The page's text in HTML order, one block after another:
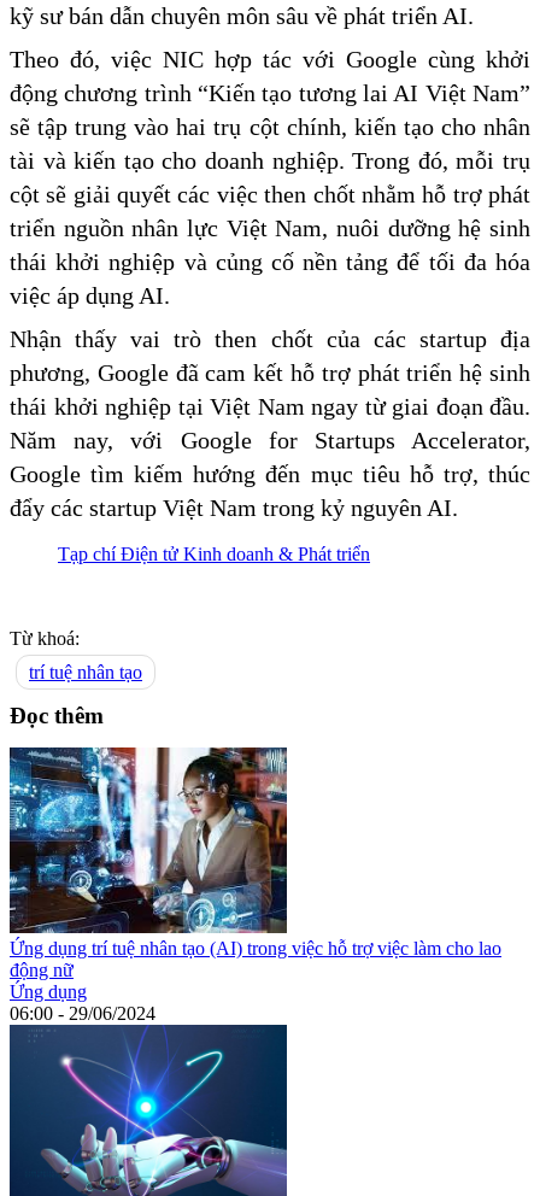
kỹ sư bán dẫn chuyên môn sâu về phát triển AI.
Theo đó, việc NIC hợp tác với Google cùng khởi
động chương trình “Kiến tạo tương lai AI Việt Nam”
sẽ tập trung vào hai trụ cột chính, kiến tạo cho nhân
tài và kiến tạo cho doanh nghiệp. Trong đó, mỗi trụ
cột sẽ giải quyết các việc then chốt nhằm hỗ trợ phát
triển nguồn nhân lực Việt Nam, nuôi dưỡng hệ sinh
thái khởi nghiệp và củng cố nền tảng để tối đa hóa
việc áp dụng AI.
Nhận thấy vai trò then chốt của các startup địa
phương, Google đã cam kết hỗ trợ phát triển hệ sinh
thái khởi nghiệp tại Việt Nam ngay từ giai đoạn đầu.
Năm nay, với Google for Startups Accelerator,
Google tìm kiếm hướng đến mục tiêu hỗ trợ, thúc
đẩy các startup Việt Nam trong kỷ nguyên AI.
Tạp chí Điện tử Kinh doanh & Phát triển
Từ khoá:
trí tuệ nhân tạo
Đọc thêm
Ứng dụng trí tuệ nhân tạo (AI) trong việc hỗ trợ việc làm cho lao
động nữ
Ứng dụng
06:00 - 29/06/2024